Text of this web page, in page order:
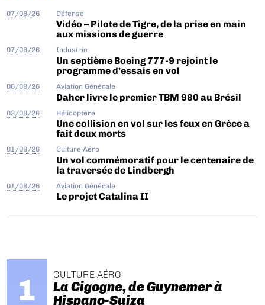
07/08/26 Défense
Vidéo – Pilote de Tigre, de la prise en main
aux missions de guerre
07/08/26 Industrie
Un septième Boeing 777-9 rejoint le
programme d’essais en vol
06/08/26 Aviation Générale
Daher livre le premier TBM 980 au Brésil
03/08/26 Hélicoptère
Une collision en vol sur les feux en Grèce a
fait deux morts
01/08/26 Culture Aéro
Un vol commémoratif pour le centenaire de
la traversée de Lindbergh
01/08/26 Aviation Générale
Le projet Catalina II
CULTURE AÉRO
La Cigogne, de Guynemer à
Hispano-Suiza